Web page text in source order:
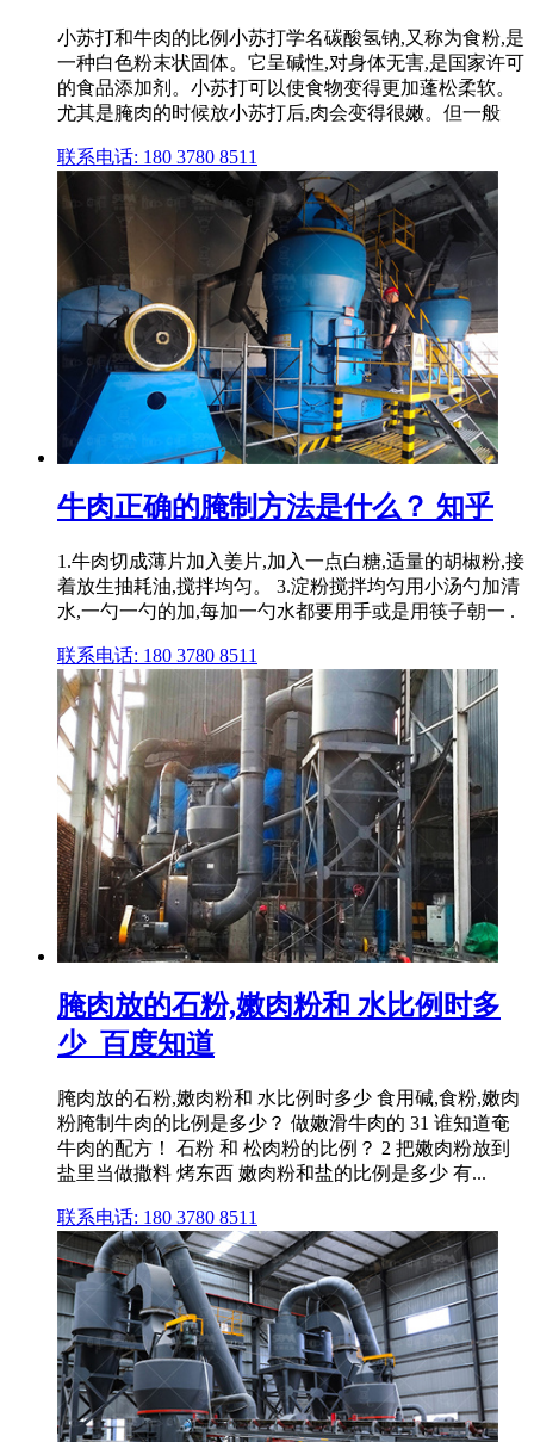
小苏打和牛肉的比例小苏打学名碳酸氢钠,又称为食粉,是
一种白色粉末状固体。它呈碱性,对身体无害,是国家许可
的食品添加剂。小苏打可以使食物变得更加蓬松柔软。
尤其是腌肉的时候放小苏打后,肉会变得很嫩。但一般
联系电话: 180 3780 8511
牛肉正确的腌制方法是什么？ 知乎
1.牛肉切成薄片加入姜片,加入一点白糖,适量的胡椒粉,接
着放生抽耗油,搅拌均匀。 3.淀粉搅拌均匀用小汤勺加清
水,一勺一勺的加,每加一勺水都要用手或是用筷子朝一 .
联系电话: 180 3780 8511
腌肉放的石粉,嫩肉粉和 水比例时多
少_百度知道
腌肉放的石粉,嫩肉粉和 水比例时多少 食用碱,食粉,嫩肉
粉腌制牛肉的比例是多少？ 做嫩滑牛肉的 31 谁知道奄
牛肉的配方！ 石粉 和 松肉粉的比例？ 2 把嫩肉粉放到
盐里当做撒料 烤东西 嫩肉粉和盐的比例是多少 有...
联系电话: 180 3780 8511